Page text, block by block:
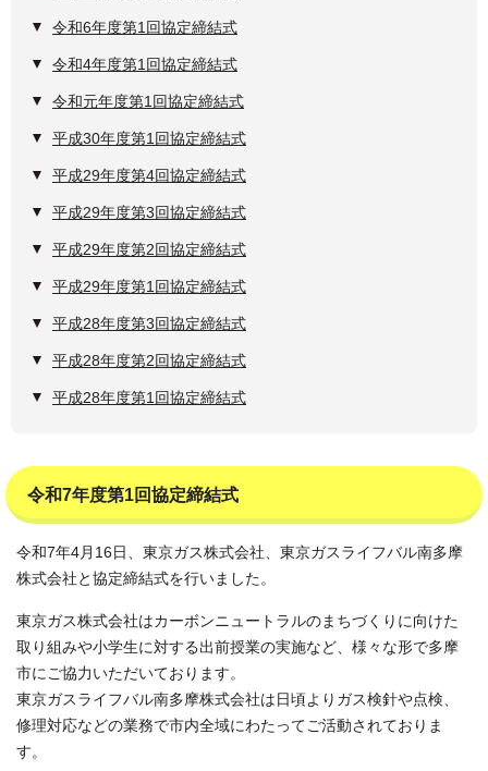
令和6年度第1回協定締結式
令和4年度第1回協定締結式
令和元年度第1回協定締結式
平成30年度第1回協定締結式
平成29年度第4回協定締結式
平成29年度第3回協定締結式
平成29年度第2回協定締結式
平成29年度第1回協定締結式
平成28年度第3回協定締結式
平成28年度第2回協定締結式
平成28年度第1回協定締結式
令和7年度第1回協定締結式
令和7年4月16日、東京ガス株式会社、東京ガスライフバル南多摩
株式会社と協定締結式を行いました。
東京ガス株式会社はカーボンニュートラルのまちづくりに向けた
取り組みや小学生に対する出前授業の実施など、様々な形で多摩
市にご協力いただいております。
東京ガスライフバル南多摩株式会社は日頃よりガス検針や点検、
修理対応などの業務で市内全域にわたってご活動されておりま
す。